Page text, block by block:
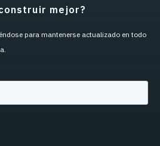
mejor?
para mantenerse actualizado en todo